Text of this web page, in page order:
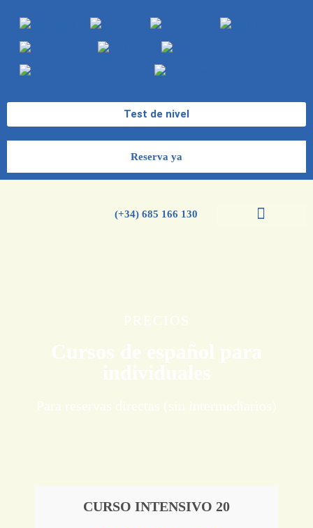
Test de nivel
Reserva ya
(+34) 685 166 130
CURSO INTENSIVO 20